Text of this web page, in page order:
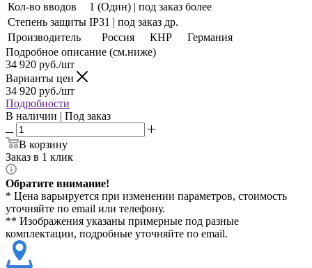
Кол-во вводов
1 (Один) | под заказ более
Степень защиты IP31 | под заказ др.
Производитель
Россия КНР
Германия
Подробное описание (см.ниже)
34 920 руб./шт
Варианты цен
34 920 руб./шт
Подробности
В наличии | Под заказ
В корзину
Заказ в 1 клик
Обратите внимание!
* Цена варьируется при изменении параметров, стоимость
уточняйте по email или телефону.
** Изображения указаны примерные под разные
комплектации, подробные уточняйте по email.